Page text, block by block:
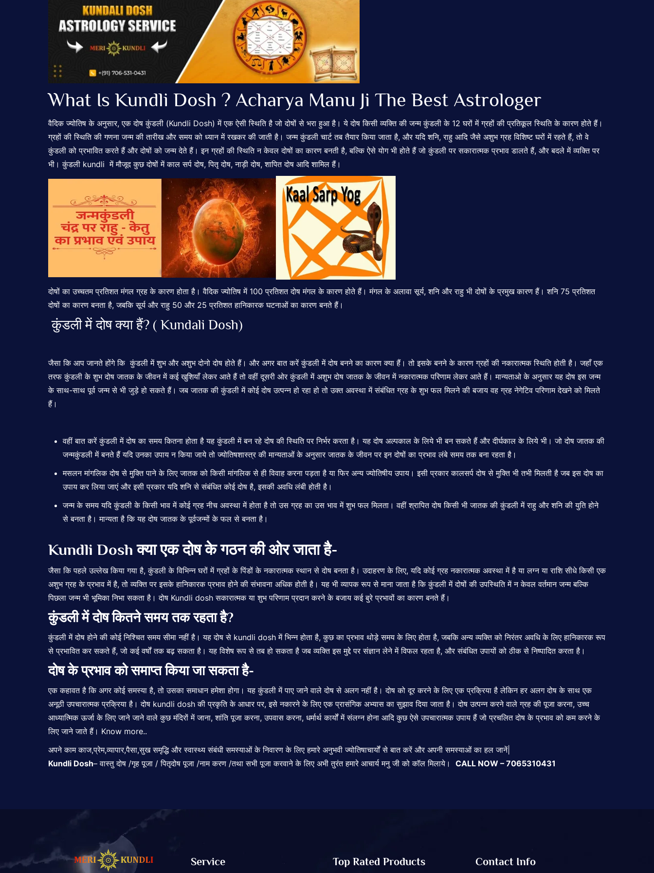
What Is Kundli Dosh ? Acharya Manu Ji The Best Astrologer
वैदिक ज्योतिष के अनुसार, एक दोष कुंडली (Kundli Dosh) में एक ऐसी स्थिति है जो दोषों से भरा हुआ है। ये दोष किसी व्यक्ति की जन्म कुंडली के 12 घरों में ग्रहों की प्रतिकूल स्थिति के कारण होते हैं।
ग्रहों की स्थिति की गणना जन्म की तारीख और समय को ध्यान में रखकर की जाती है। जन्म कुंडली चार्ट तब तैयार किया जाता है, और यदि शनि, राहु आदि जैसे अशुभ ग्रह विशिष्ट घरों में रहते हैं, तो वे
कुंडली को प्रभावित करते हैं और दोषों को जन्म देते हैं। इन ग्रहों की स्थिति न केवल दोषों का कारण बनती है, बल्कि ऐसे योग भी होते हैं जो कुंडली पर सकारात्मक प्रभाव डालते हैं, और बदले में व्यक्ति पर
भी। कुंडली kundli में मौजूद कुछ दोषों में काल सर्प दोष, पितृ दोष, नाड़ी दोष, शापित दोष आदि शामिल हैं।
दोषों का उच्चतम प्रतिशत मंगल ग्रह के कारण होता है। वैदिक ज्योतिष में 100 प्रतिशत दोष मंगल के कारण होते हैं। मंगल के अलावा सूर्य, शनि और राहु भी दोषों के प्रमुख कारण हैं। शनि 75 प्रतिशत
दोषों का कारण बनता है, जबकि सूर्य और राहु 50 और 25 प्रतिशत हानिकारक घटनाओं का कारण बनते हैं।
कुंडली में दोष क्या हैं? ( Kundali Dosh)
जैसा कि आप जानते होंगे कि कुंडली में शुभ और अशुभ दोनो दोष होते हैं। और अगर बात करें कुंडली में दोष बनने का कारण क्या हैं। तो इसके बनने के कारण ग्रहों की नकारात्मक स्थिति होती है। जहाँ एक
तरफ कुंडली के शुभ दोष जातक के जीवन में कई खुशियाँ लेकर आते हैं तो वहीं दूसरी ओर कुंडली में अशुभ दोष जातक के जीवन में नकारात्मक परिणाम लेकर आते हैं। मान्यताओ के अनुसार यह दोष इस जन्म
के साथ-साथ पूर्व जन्म से भी जुड़े हो सकते हैं। जब जातक की कुंडली में कोई दोष उत्पन्न हो रहा हो तो उक्त अवस्था में संबंधित ग्रह के शुभ फल मिलने की बजाय वह ग्रह नेगेटिव परिणाम देखने को मिलते
हैं।
वहीं बात करें कुंडली में दोष का समय कितना होता है यह कुंडली में बन रहे दोष की स्थिति पर निर्भर करता है। यह दोष अल्पकाल के लिये भी बन सकते हैं और दीर्घकाल के लिये भी। जो दोष जातक की
जन्मकुंडली में बनते हैं यदि उनका उपाय न किया जाये तो ज्योतिषशास्त्र की मान्यताओं के अनुसार जातक के जीवन पर इन दोषों का प्रभाव लंबे समय तक बना रहता है।
मसलन मांगलिक दोष से मुक्ति पाने के लिए जातक को किसी मांगलिक से ही विवाह करना पड़ता है या फिर अन्य ज्योतिषीय उपाय। इसी प्रकार कालसर्प दोष से मुक्ति भी तभी मिलती है जब इस दोष का
उपाय कर लिया जाएं और इसी प्रकार यदि शनि से संबंधित कोई दोष है, इसकी अवधि लंबी होती है।
जन्म के समय यदि कुंडली के किसी भाव में कोई ग्रह नीच अवस्था में होता है तो उस ग्रह का उस भाव में शुभ फल मिलता। वहीं श्रापित दोष किसी भी जातक की कुंडली में राहु और शनि की युति होने
से बनता है। मान्यता है कि यह दोष जातक के पूर्वजन्मों के फल से बनता है।
Kundli Dosh क्या एक दोष के गठन की ओर जाता है-
जैसा कि पहले उल्लेख किया गया है, कुंडली के विभिन्न घरों में ग्रहों के पिंडों के नकारात्मक स्थान से दोष बनता है। उदाहरण के लिए, यदि कोई ग्रह नकारात्मक अवस्था में है या लग्न या राशि सीधे किसी एक
अशुभ ग्रह के प्रभाव में है, तो व्यक्ति पर इसके हानिकारक प्रभाव होने की संभावना अधिक होती है। यह भी व्यापक रूप से माना जाता है कि कुंडली में दोषों की उपस्थिति में न केवल वर्तमान जन्म बल्कि
पिछला जन्म भी भूमिका निभा सकता है। दोष Kundli dosh सकारात्मक या शुभ परिणाम प्रदान करने के बजाय कई बुरे प्रभावों का कारण बनते हैं।
कुंडली में दोष कितने समय तक रहता है?
कुंडली में दोष होने की कोई निश्चित समय सीमा नहीं है। यह दोष से kundli dosh में भिन्न होता है, कुछ का प्रभाव थोड़े समय के लिए होता है, जबकि अन्य व्यक्ति को निरंतर अवधि के लिए हानिकारक रूप
से प्रभावित कर सकते हैं, जो कई वर्षों तक बढ़ सकता है। यह विशेष रूप से तब हो सकता है जब व्यक्ति इस मुद्दे पर संज्ञान लेने में विफल रहता है, और संबंधित उपायों को ठीक से निष्पादित करता है।
दोष के प्रभाव को समाप्त किया जा सकता है-
एक कहावत है कि अगर कोई समस्या है, तो उसका समाधान हमेशा होगा। यह कुंडली में पाए जाने वाले दोष से अलग नहीं है। दोष को दूर करने के लिए एक प्रक्रिया है लेकिन हर अलग दोष के साथ एक
अनूठी उपचारात्मक प्रक्रिया है। दोष kundli dosh की प्रकृति के आधार पर, इसे नकारने के लिए एक प्रासंगिक अभ्यास का सुझाव दिया जाता है। दोष उत्पन्न करने वाले ग्रह की पूजा करना, उच्च
आध्यात्मिक ऊर्जा के लिए जाने जाने वाले कुछ मंदिरों में जाना, शांति पूजा करना, उपवास करना, धर्मार्थ कार्यों में संलग्न होना आदि कुछ ऐसेउपचारात्मक उपाय हैं जो प्रचलित दोष के प्रभाव को कम करने के
लिए जाने जाते हैं। Know more..
अपने काम काज,प्रेम,व्यापार,पैसा,सुख समृद्धि और स्वास्थ्य संबंधी समस्याओं के निवारण के लिए हमारे अनुभवी ज्योतिषाचार्यों से बात करें और अपनी समस्याओं का हल जानें|
Kundli Dosh– वास्तु दोष /गृह पूजा / पितृदोष पूजा /नाम करण /तथा सभी पूजा करवाने के लिए अभी तुरंत हमारे आचार्य मनु जी को कॉल मिलाये। CALL NOW – 7065310431
Service Top Rated Products Contact Info